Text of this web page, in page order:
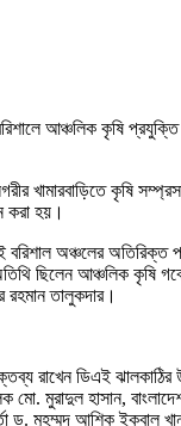
আঞ্চলিক কৃষি
খামারবাড়িতে কৃষি
হয়।
অঞ্চলের অতিরিক্ত
ছিলেন আঞ্চলিক কৃষি
তালুকদার।
রাখেন ডিএই
মো. মুরাদুল হাসান,
ড. মুহম্মদ আশিক ইকবাল